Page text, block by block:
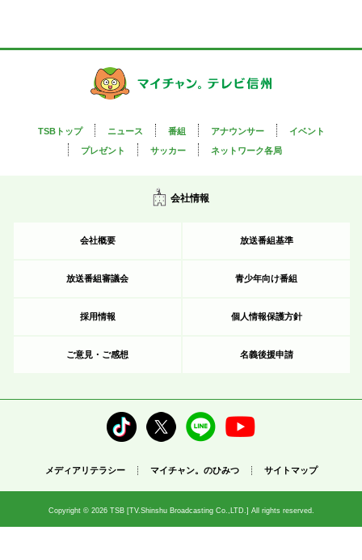
降水量
レーダーTSBトップ ニュース 番組 アナウンサー
イベント
プレゼント
サッカー ネットワーク各局
会社情報
会社概要 放送番組基準
放送番組審議会 青少年向け番組
採用情報 個人情報保護方針
ご意見・ご感想 名義後援申請
メディアリテラシー マイチャン。のひみつ サイトマップ
Copyright © 2026 TSB [TV.Shinshu Broadcasting Co.,LTD.] All rights reserved.